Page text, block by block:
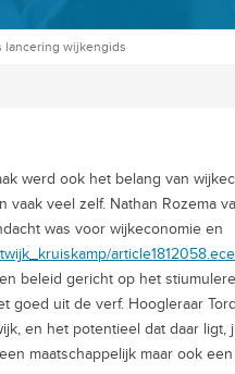
lancering wijkengids
werd ook het belang van
veel zelf. Nathan Rozema
was voor wijkeconomie en
article1812058.ece
beleid gericht op het
goed uit de verf. Hoogleraar
en het potentieel dat daar ligt,
maatschappelijk maar ook